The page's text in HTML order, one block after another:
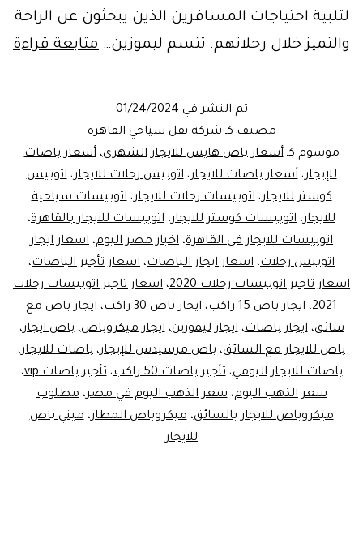
لتلبية احتياجات المسافرين الذين يبحثون عن الراحة
والتميز خلال رحلاتهم. تتسم ليموزين… متابعة قراءة
تم النشر في 01/24/2024
مصنف كـشركة نقل سياحي القاهرة
موسوم كـأسعار باص هايس للايجار الشهري،أسعار باصات
للإيجار،أسعار باصات للايجار،اتوبيس رحلات للايجار،اتوبيس
كوستر للايجار،اتوبيسات رحلات للايجار،اتوبيسات سياحية
للايجار، اتوبيسات كوستر للايجار، اتوبيسات للايجار بالقاهرة،
اتوبيسات للايجار فى القاهرة، اخبار مصر اليوم، اسعار ايجار
اتوبيس رحلات، اسعار ايجار الباصات، اسعار تأجير الباصات،
اسعار تاجير اتوبيسات رحلات 2020
، اسعار تاجير اتوبيسات رحلات
2021، ايجار باص 15 راكب ، ايجار باص 30 راكب ، ايجار باص مع
سائق،ايجار باصات،ايجار ليموزين،ايجار ميكروباص،باص ايجار،
باص للايجار مع السائق، باص مرسيدس للإيجار، باصات للايجار،
باصات للايجار اليومي،تأجير باصات 50 راكب ،تأجير باصات vip
،
سعر الذهب اليوم،سعر الذهب اليوم في مصر،مطلوب
ميكروباص للايجار بالسائق،ميكروباص المطار،ميني باص
للايجار